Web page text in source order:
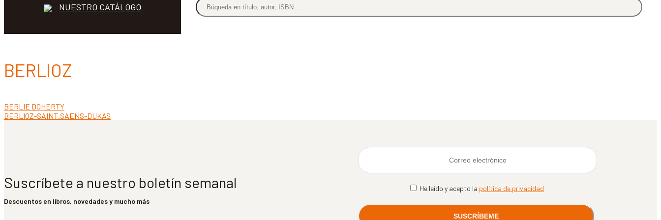
NUESTRO CATÁLOGO
BERLIOZ
Navegación
de
Anterior:
BERLIE DOHERTY
Siguiente:
BERLIOZ-SAINT.SAENS-DUKAS
Suscríbete a nuestro boletín semanal
Descuentos en libros, novedades y mucho más
He leído y acepto la política de privacidad